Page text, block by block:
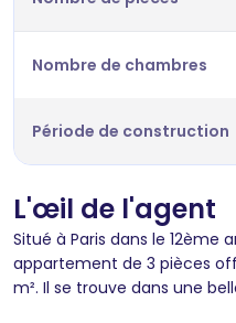
Nombre de chambres
Période de construction
L'œil de l'agent
Situé à Paris dans le 12ème
appartement de 3 pièces
m². Il se trouve dans une